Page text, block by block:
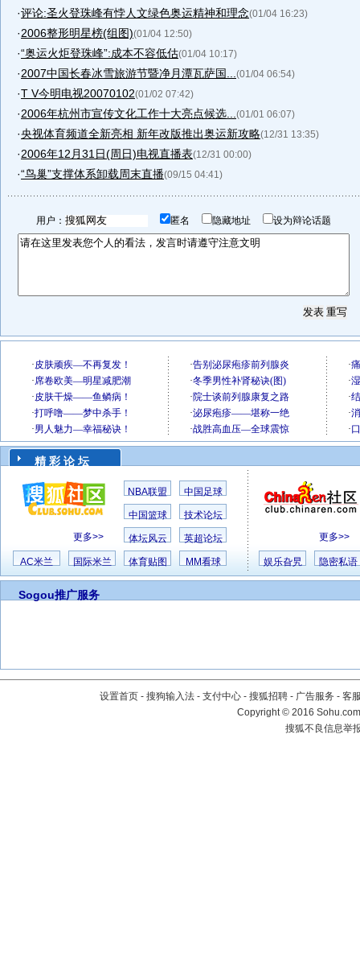
·评论:圣火登珠峰有悖人文绿色奥运精神和理念(01/04 16:23)
·2006整形明星榜(组图)(01/04 12:50)
·“奥运火炬登珠峰”:成本不容低估(01/04 10:17)
·2007中国长春冰雪旅游节暨净月潭瓦萨国... (01/04 06:54)
·T V今明电视20070102(01/02 07:42)
·2006年杭州市宣传文化工作十大亮点候选... (01/01 06:07)
·央视体育频道全新亮相 新年改版推出奥运新攻略(12/31 13:35)
·2006年12月31日(周日)电视直播表(12/31 00:00)
·“鸟巢”支撑体系卸载周末直播(09/15 04:41)
用户： 匿名 隐藏地址 设为辩论话题
精 彩 论 坛
更多>>
NBA联盟 中国足球
中国篮球 技术论坛
体坛风云 英超论坛
AC米兰 国际米兰 体育贴图 MM看球
更多>>
娱乐旮旯 隐密私语
Sogou推广服务
设置首页 - 搜狗输入法 - 支付中心 - 搜狐招聘 - 广告服务 - 客
Copyright©2016
搜狐不良信息举